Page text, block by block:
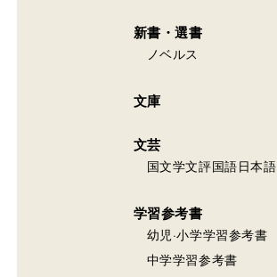
新書・選書
ノベルス
文庫
文芸
国文学文評国語日本語
学習参考書
幼児·小学学習参考書
中学学習参考書